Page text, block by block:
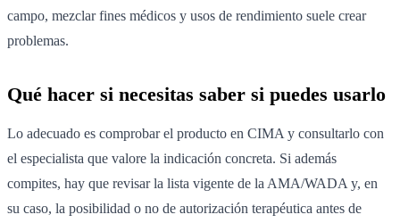
campo, mezclar fines médicos y usos de rendimiento suele crear
problemas.
Qué hacer si necesitas saber si puedes usarlo
Lo adecuado es comprobar el producto en CIMA y consultarlo con
el especialista que valore la indicación concreta. Si además
compites, hay que revisar la lista vigente de la AMA/WADA y, en
su caso, la posibilidad o no de autorización terapéutica antes de